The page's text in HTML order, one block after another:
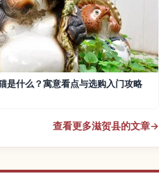
是什么？寓意看点与选购入门攻略
查看更多滋贺县的文章→